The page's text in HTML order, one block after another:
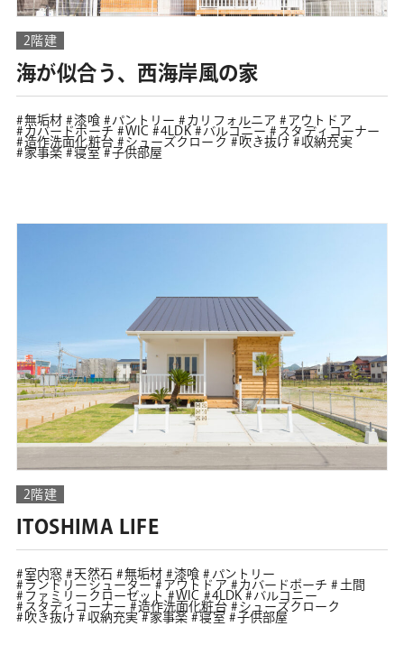
2階建
海が似合う、西海岸風の家
無垢材 漆喰 パントリー カリフォルニア
アウトドア
カバードポーチ
WIC 4LDK バルコニー
スタディコーナー
造作洗面化粧台
シューズクローク 吹き抜け
収納充実
家事楽
寝室 子供部屋
2階建
ITOSHIMA LIFE
室内窓 天然石 無垢材 漆喰
パントリー
ランドリーシューター
アウトドア カバードポーチ
土間
ファミリークローゼット
WIC 4LDK
バルコニー
スタディコーナー
造作洗面化粧台
シューズクローク
吹き抜け
収納充実 家事楽 寝室 子供部屋